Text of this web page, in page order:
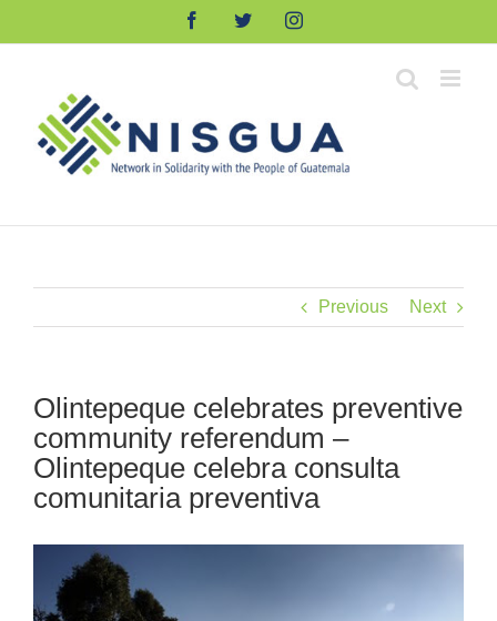
FacebookTwitterInstagram
Previous Next
Olintepeque celebrates preventive
community referendum –
Olintepeque celebra consulta
comunitaria preventiva